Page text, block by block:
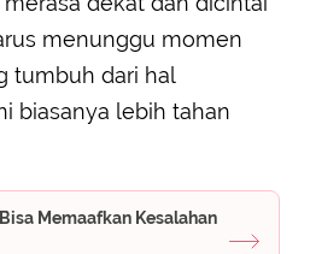
menunggu momen
tumbuh dari hal
biasanya lebih tahan
Memaafkan Kesalahan